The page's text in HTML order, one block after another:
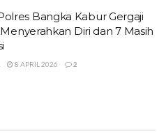
Bangka Kabur Gergaji
Menyerahkan Diri dan 7 Masih
8 APRIL 2026 2